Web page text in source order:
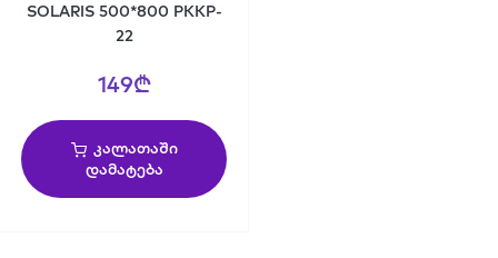
SOLARIS 500*800 PKKP-
22
149₾
კალათაში
დამატება